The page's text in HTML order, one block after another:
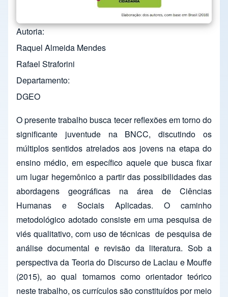
Autoria
Raquel Almeida Mendes
Rafael Straforini
Departamento
DGEO
O presente trabalho busca tecer reflexões em torno do
significante juventude na BNCC, discutindo os
múltiplos sentidos atrelados aos jovens na etapa do
ensino médio, em específico aquele que busca fixar
um lugar hegemônico a partir das possibilidades das
abordagens geográficas na área de Ciências
Humanas e Sociais Aplicadas. O caminho
metodológico adotado consiste em uma pesquisa de
viés qualitativo, com uso de técnicas de pesquisa de
análise documental e revisão da literatura. Sob a
perspectiva da Teoria do Discurso de Laclau e Mouffe
(2015), ao qual tomamos como orientador teórico
neste trabalho, os currículos são constituídos por meio